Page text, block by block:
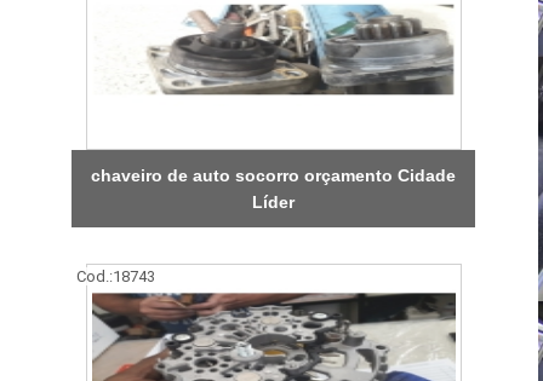
chaveiro de auto socorro orçamento Cidade
Líder
Cod.:18743